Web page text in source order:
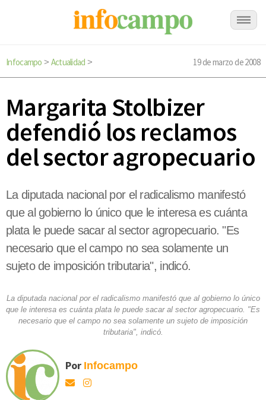
Infocampo > Actualidad > 19 de marzo de 2008
Margarita Stolbizer
defendió los reclamos
del sector agropecuario
La diputada nacional por el radicalismo manifestó
que al gobierno lo único que le interesa es cuánta
plata le puede sacar al sector agropecuario. "Es
necesario que el campo no sea solamente un
sujeto de imposición tributaria", indicó.
La diputada nacional por el radicalismo manifestó que al gobierno lo único
que le interesa es cuánta plata le puede sacar al sector agropecuario. "Es
necesario que el campo no sea solamente un sujeto de imposición
tributaria", indicó.
Por Infocampo